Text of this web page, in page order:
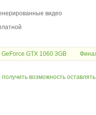
видео
GTX 1060 3GB
возможность